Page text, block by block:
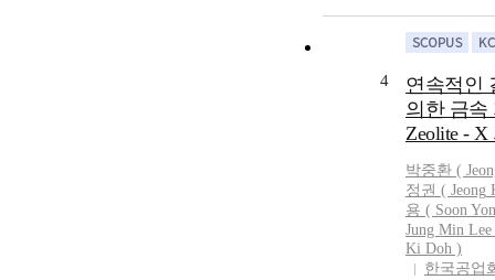
4
연속적인
의한 금속
Zeolite -
박중환 (
정권 ( Jeong
용 ( Soon
Jung Min
Ki Doh )
한국공업